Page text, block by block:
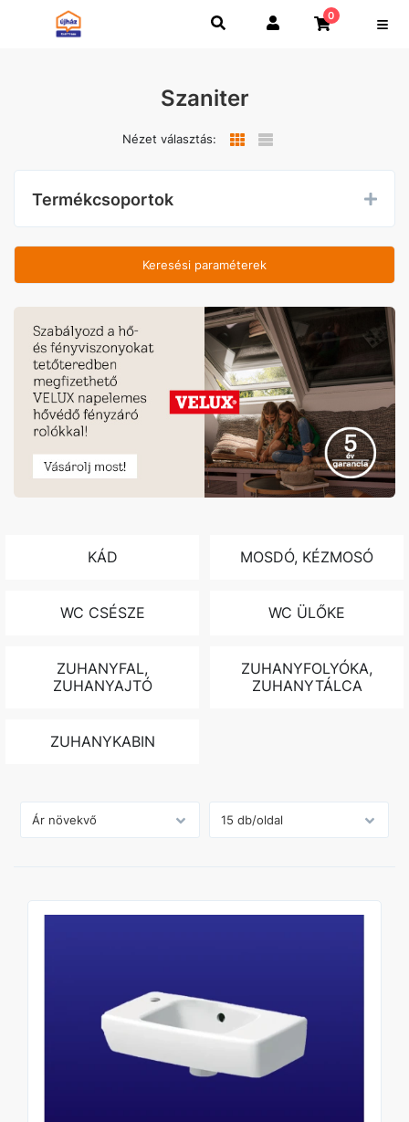
0
Szaniter
Nézet választás:
Termékcsoportok
Keresési paraméterek
KÁD MOSDÓ, KÉZMOSÓ
WC CSÉSZE WC ÜLŐKE
ZUHANYFAL,
ZUHANYAJTÓ
ZUHANYFOLYÓKA,
ZUHANYTÁLCA
ZUHANYKABIN